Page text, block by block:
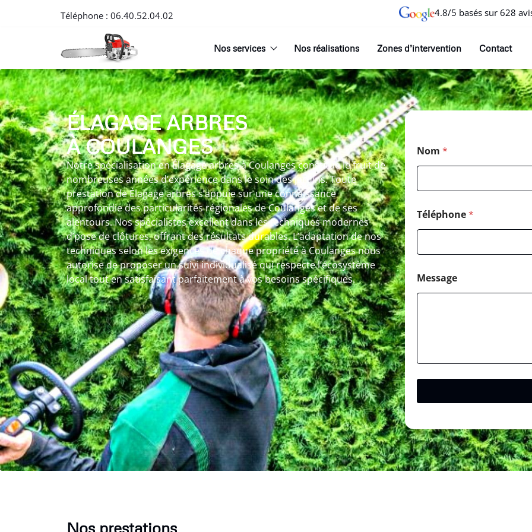
Téléphone : 06.40.52.04.02 4.8/5 basés sur 628
Nos services Nos réalisations Zones d’intervention Contact
ÉLAGAGE ARBRES
À COULANGES
Notre spécialisation en Élagage arbres à Coulanges constitue le fruit de
nombreuses années d’expérience dans le soin des jardins. Toute
prestation de Élagage arbres s’appuie sur une connaissance
approfondie des particularités régionales de Coulanges et de ses
alentours. Nos spécialistes excellent dans les techniques modernes
d’pose de clôtures, offrant des résultats durables. L’adaptation de nos
techniques selon les exigences de chaque propriété à Coulanges nous
autorise de proposer un suivi individualisé qui respecte l’écosystème
local tout en satisfaisant parfaitement à vos besoins spécifiques.
Nom *
Téléphone*
Message
Nos prestations